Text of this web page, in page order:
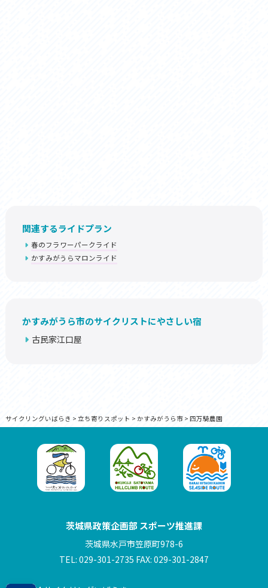
関連するライドプラン
春のフラワーパークライド
かすみがうらマロンライド
かすみがうら市のサイクリストにやさしい宿
古民家江口屋
サイクリングいばらき > 立ち寄りスポット > かすみがうら市> 四万騎農園
茨城県政策企画部 スポーツ推進課
茨城県水戸市笠原町978-6
TEL: 029-301-2735 FAX: 029-301-2847